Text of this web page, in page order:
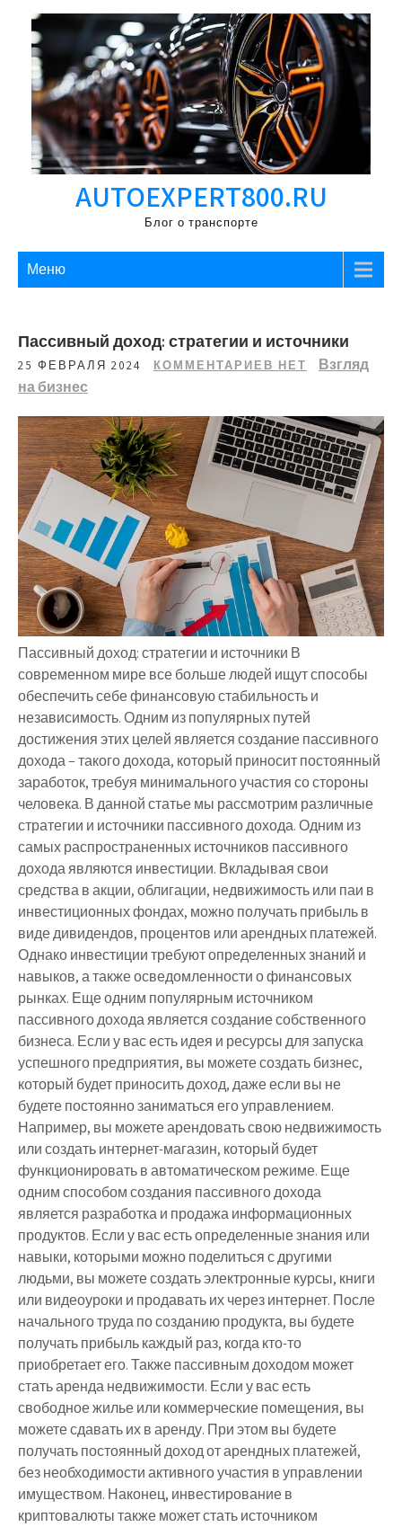
Перейти
содержимому
AUTOEXPERT800.RU
Блог о транспорте
Меню
Пассивный доход: стратегии и источники
25 ФЕВРАЛЯ 2024 КОММЕНТАРИЕВ НЕТ
Взгляд
на бизнес
Пассивный доход: стратегии и источники В
современном мире все больше людей ищут способы
обеспечить себе финансовую стабильность и
независимость. Одним из популярных путей
достижения этих целей является создание пассивного
дохода – такого дохода, который приносит постоянный
заработок, требуя минимального участия со стороны
человека. В данной статье мы рассмотрим различные
стратегии и источники пассивного дохода. Одним из
самых распространенных источников пассивного
дохода являются инвестиции. Вкладывая свои
средства в акции, облигации, недвижимость или паи в
инвестиционных фондах, можно получать прибыль в
виде дивидендов, процентов или арендных платежей.
Однако инвестиции требуют определенных знаний и
навыков, а также осведомленности о финансовых
рынках. Еще одним популярным источником
пассивного дохода является создание собственного
бизнеса. Если у вас есть идея и ресурсы для запуска
успешного предприятия, вы можете создать бизнес,
который будет приносить доход, даже если вы не
будете постоянно заниматься его управлением.
Например, вы можете арендовать свою недвижимость
или создать интернет-магазин, который будет
функционировать в автоматическом режиме. Еще
одним способом создания пассивного дохода
является разработка и продажа информационных
продуктов. Если у вас есть определенные знания или
навыки, которыми можно поделиться с другими
людьми, вы можете создать электронные курсы, книги
или видеоуроки и продавать их через интернет. После
начального труда по созданию продукта, вы будете
получать прибыль каждый раз, когда кто-то
приобретает его. Также пассивным доходом может
стать аренда недвижимости. Если у вас есть
свободное жилье или коммерческие помещения, вы
можете сдавать их в аренду. При этом вы будете
получать постоянный доход от арендных платежей,
без необходимости активного участия в управлении
имуществом. Наконец, инвестирование в
криптовалюты также может стать источником